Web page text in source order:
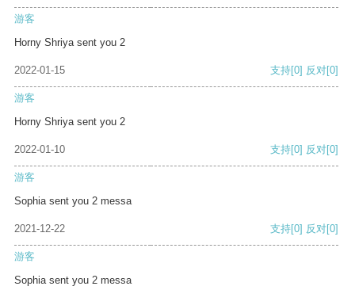
游客
Horny Shriya sent you 2
2022-01-15 支持[0] 反对[0]
游客
Horny Shriya sent you 2
2022-01-10 支持[0] 反对[0]
游客
Sophia sent you 2 messa
2021-12-22 支持[0] 反对[0]
游客
Sophia sent you 2 messa